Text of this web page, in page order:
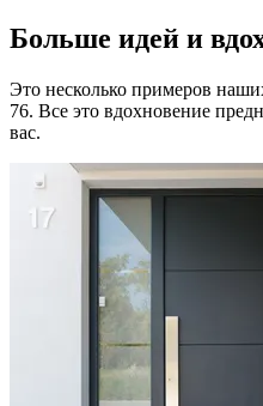
Больше идей и
Это несколько примеров
76. Все это вдохновение
вас.